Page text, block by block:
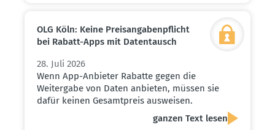
OLG Köln: Keine Preis­an­ga­ben­pflicht
bei Rabatt-Apps mit Daten­tausch
28. Juli 2026
Wenn App-Anbieter Rabatte gegen die
Weitergabe von Daten anbieten, müssen sie
dafür keinen Gesamtpreis ausweisen.
ganzen Text lesen